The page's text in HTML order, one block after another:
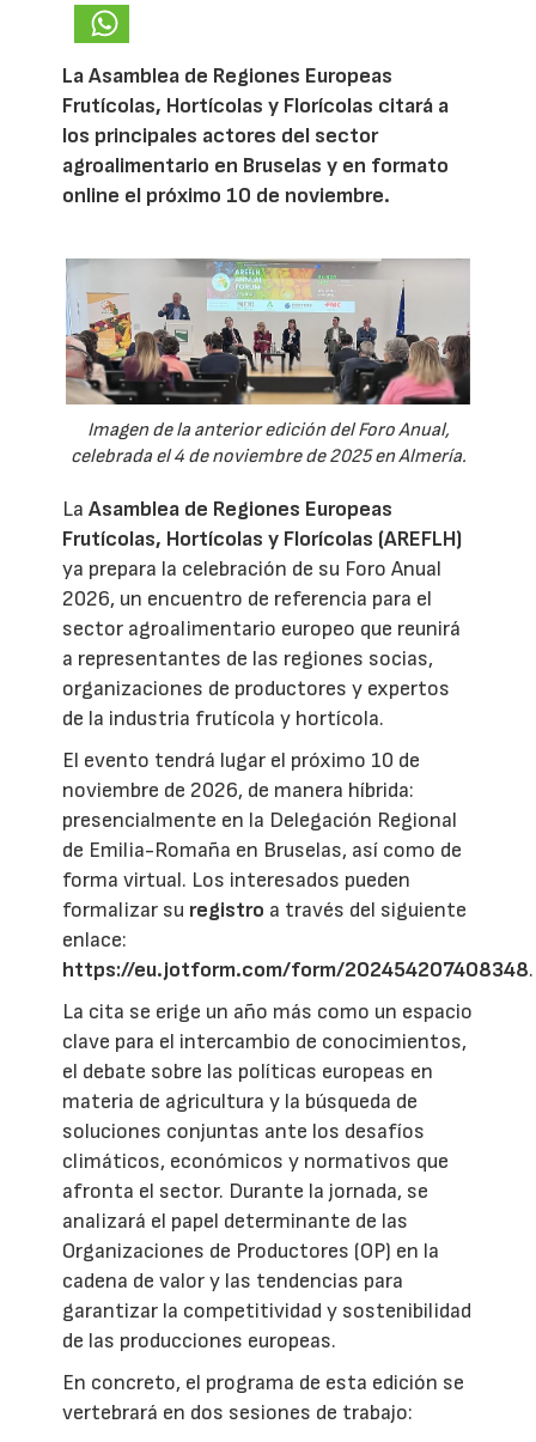
La Asamblea de Regiones Europeas
Frutícolas, Hortícolas y Florícolas citará a
los principales actores del sector
agroalimentario en Bruselas y en formato
online el próximo 10 de noviembre.
Imagen de la anterior edición del Foro Anual,
celebrada el 4 de noviembre de 2025 en Almería.
LaAsamblea de Regiones Europeas
Frutícolas, Hortícolas y Florícolas (AREFLH)
ya prepara la celebración de su Foro Anual
2026, un encuentro de referencia para el
sector agroalimentario europeo que reunirá
a representantes de las regiones socias,
organizaciones de productores y expertos
de la industria frutícola y hortícola.
El evento tendrá lugar el próximo 10 de
noviembre de 2026, de manera híbrida:
presencialmente en la Delegación Regional
de Emilia-Romaña en Bruselas, así como de
forma virtual. Los interesados pueden
formalizar su registro a través del siguiente
enlace:
https://eu.jotform.com/form/202454207408348.
La cita se erige un año más como un espacio
clave para el intercambio de conocimientos,
el debate sobre las políticas europeas en
materia de agricultura y la búsqueda de
soluciones conjuntas ante los desafíos
climáticos, económicos y normativos que
afronta el sector. Durante la jornada, se
analizará el papel determinante de las
Organizaciones de Productores (OP) en la
cadena de valor y las tendencias para
garantizar la competitividad y sostenibilidad
de las producciones europeas.
En concreto, el programa de esta edición se
vertebrará en dos sesiones de trabajo: